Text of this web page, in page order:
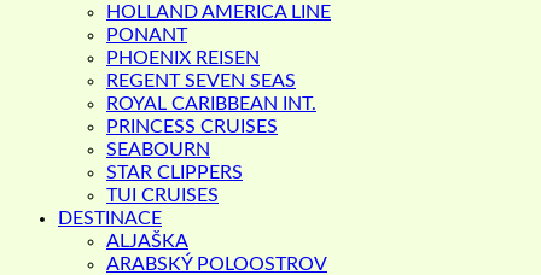
HOLLAND AMERICA LINE
PONANT
PHOENIX REISEN
REGENT SEVEN SEAS
ROYAL CARIBBEAN INT.
PRINCESS CRUISES
SEABOURN
STAR CLIPPERS
TUI CRUISES
DESTINACE
ALJAŠKA
ARABSKÝ POLOOSTROV